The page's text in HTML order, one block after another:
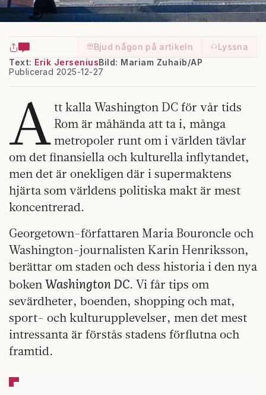
Bjud någon på artikeln
Lyssna
Text: Erik Jersenius
Publicerad 2025-12-27
Bild: Mariam Zuhaib/AP
A tt kalla Washington DC för vår tids
Rom är måhända att ta i, många
metropoler runt om i världen tävlar
om det finansiella och kulturella inflytandet,
men det är onekligen där i supermaktens
hjärta som världens politiska makt är mest
koncentrerad.
Georgetown-författaren Maria Bouroncle och
Washington-journalisten Karin Henriksson,
berättar om staden och dess historia i den nya
bokenWashington DC. Vi får tips om
sevärdheter, boenden, shopping och mat,
sport- och kulturupplevelser, men det mest
intressanta är förstås stadens förflutna och
framtid.